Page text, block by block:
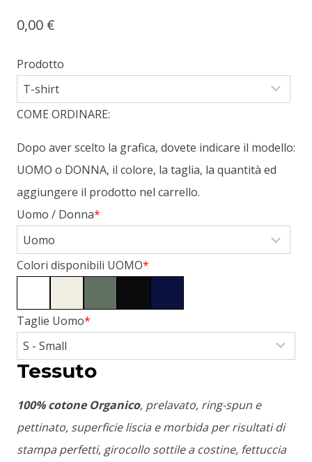
0,00 €
Prodotto
COME ORDINARE:
Dopo aver scelto la grafica, dovete indicare il modello:
UOMO o DONNA, il colore, la taglia, la quantità ed
aggiungere il prodotto nel carrello.
*
Uomo / Donna
*
Colori disponibili UOMO
*
Taglie Uomo
Tessuto
100% cotone Organico, prelavato, ring-spun e
pettinato, superficie liscia e morbida per risultati di
stampa perfetti, girocollo sottile a costine, fettuccia